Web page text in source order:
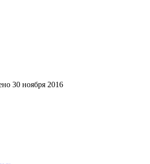
30 ноября 2016